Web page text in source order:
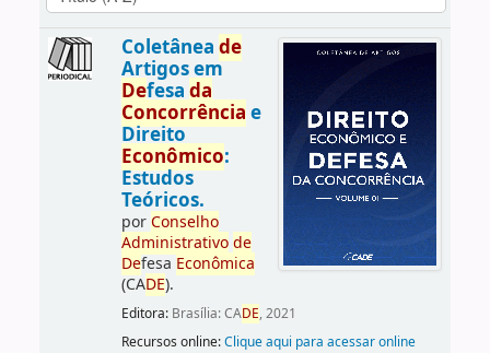
Coletânea de
Artigos em
Defesa da
Concorrência e
Direito
Econômico:
Estudos
Teóricos.
porConselho
Administrativo de
Defesa Econômica
(CADE).
Editora: Brasília: CADE, 2021
Recursos online:Clique aqui para acessar online